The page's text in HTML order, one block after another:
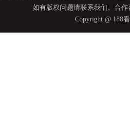
如有版权问题请联系我们。合作
Copyright @ 188